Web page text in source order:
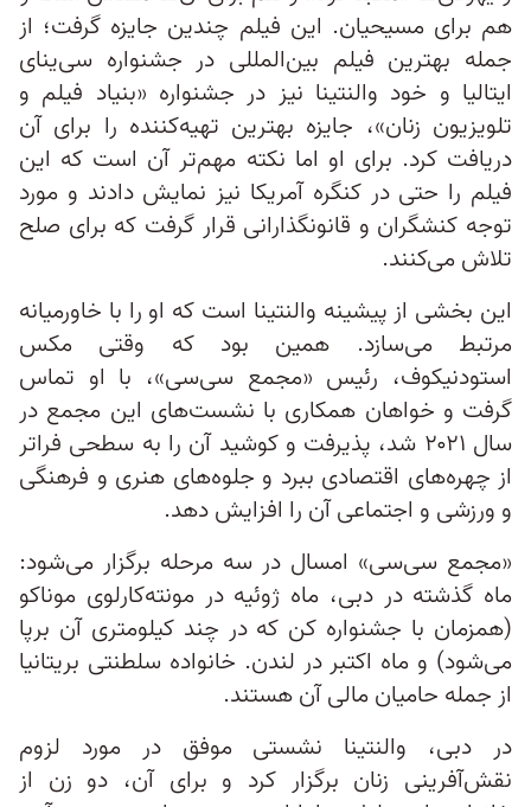
هم برای مسیحیان. این فیلم چندین جایزه گرفت؛ از
جمله بهترین فیلم بین‌المللی در جشنواره سی‌ینای
ایتالیا و خود والنتینا نیز در جشنواره «بنیاد فیلم و
تلویزیون زنان»، جایزه بهترین تهیه‌کننده را برای آن
دریافت کرد. برای او اما نکته مهم‌تر آن است که این
فیلم را حتی در کنگره آمریکا نیز نمایش دادند و مورد
توجه کنشگران و قانونگذارانی قرار گرفت که برای صلح
تلاش می‌کنند.
این بخشی از پیشینه والنتینا است که او را با خاورمیانه
مرتبط می‌سازد. همین بود که وقتی مکس
استودنیکوف، رئیس «مجمع سی‌سی»، با او تماس
گرفت و خواهان همکاری با نشست‌های این مجمع در
سال ۲۰۲۱ شد، پذیرفت و کوشید آن را به سطحی فراتر
از چهره‌های اقتصادی ببرد و جلوه‌های هنری‌ و فرهنگی
و ورزشی و اجتماعی‌ آن را افزایش دهد.
«مجمع سی‌سی» امسال در سه مرحله برگزار می‌شود:
ماه گذشته در دبی، ماه ژوئیه در مونته‌کارلوی موناکو
(همزمان با جشنواره کن که در چند کیلومتری آن برپا
می‌شود) و ماه اکتبر در لندن. خانواده سلطنتی بریتانیا
از جمله حامیان مالی آن هستند.
در دبی، والنتینا نشستی موفق در مورد لزوم
نقش‌آفرینی زنان برگزار کرد و برای آن، دو زن از